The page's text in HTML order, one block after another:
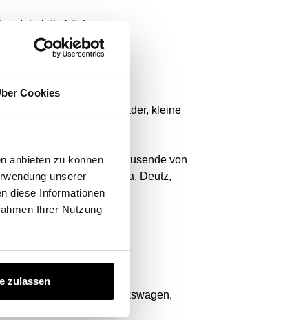
Cookies
anbieten zu können
unserer
diese Informationen
Ihrer Nutzung
zulassen
dabei die höchsten
Traktoren, Lader, kleine
Datenbank umfasst Tausende von
Claas, Yamaha, Kubota, Deutz,
BMW, Audi, Toyota, Volkswagen,